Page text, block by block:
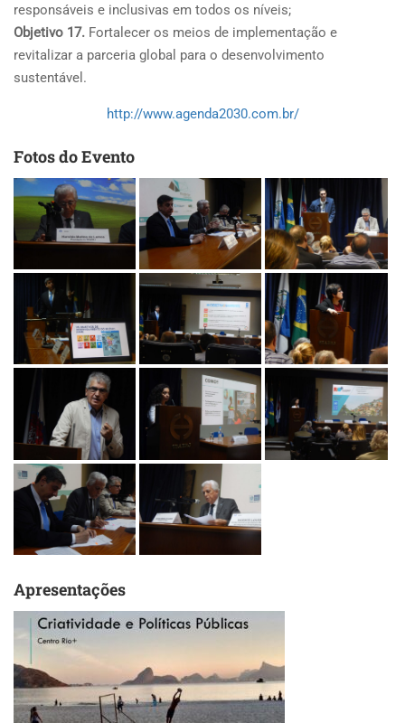
responsáveis e inclusivas em todos os níveis;
Objetivo 17. Fortalecer os meios de implementação e
revitalizar a parceria global para o desenvolvimento
sustentável.
http://www.agenda2030.com.br/
Fotos do Evento
Apresentações